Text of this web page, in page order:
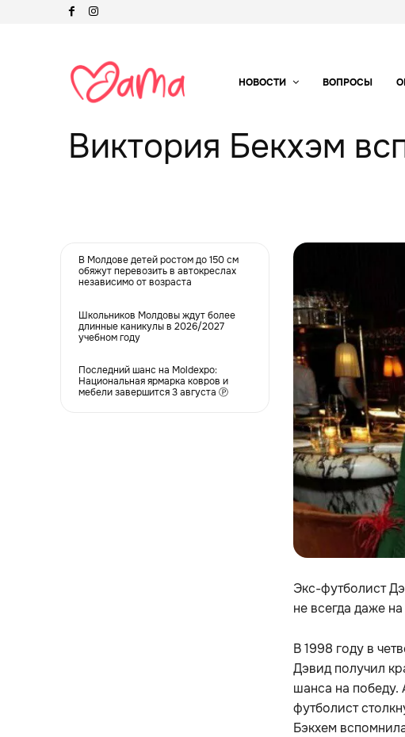
НОВОСТИ ВОПРОСЫ
Виктория Бекхэм
В Молдове детей ростом до 150 см
обяжут перевозить в автокреслах
независимо от возраста
Школьников Молдовы ждут более
длинные каникулы в 2026/2027
учебном году
Последний шанс на Moldexpo:
Национальная ярмарка ковров и
мебели завершится 3 августа Ⓟ
Экс-футболист
не всегда даже
В 1998 году в
Дэвид получил
шанса на победу.
футболист
Бэкхем